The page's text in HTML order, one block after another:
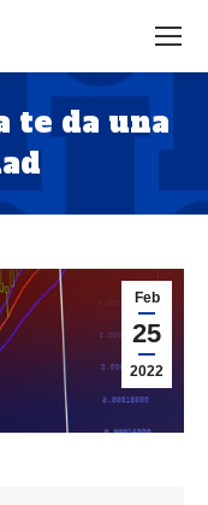
te da una
Feb
25
2022